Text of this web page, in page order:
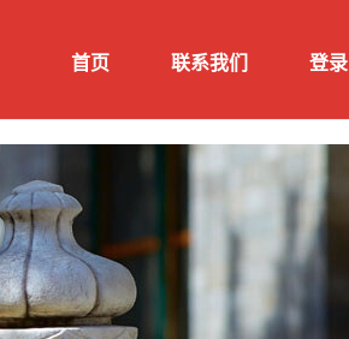
首页 联系我们 登录